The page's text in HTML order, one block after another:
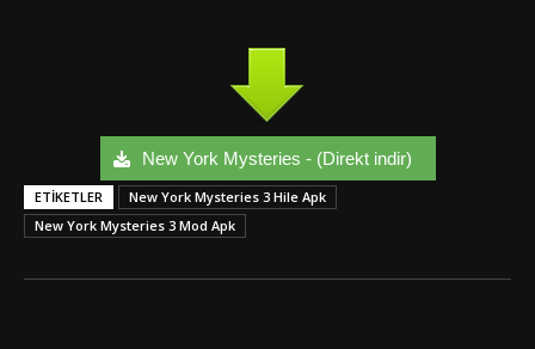
New York Mysteries - (Direkt indir)
ETIKETLER
New York Mysteries 3 Hile Apk
New York Mysteries 3 Mod Apk